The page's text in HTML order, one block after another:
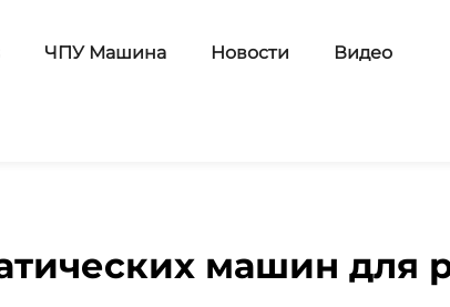
ЧПУ Машина Новости Видео
машин для